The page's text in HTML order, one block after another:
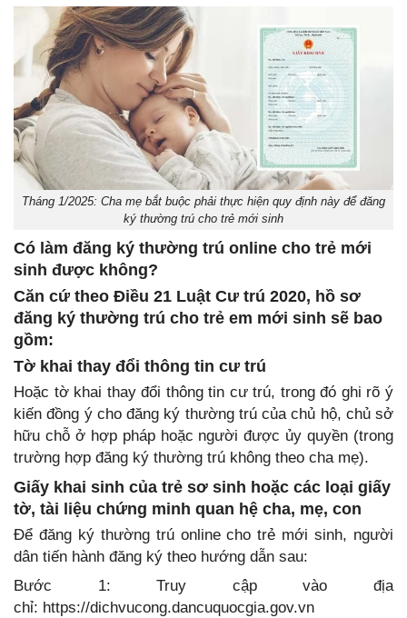
Tháng 1/2025: Cha mẹ bắt buộc phải thực hiện quy định này để đăng
ký thường trú cho trẻ mới sinh
Có làm đăng ký thường trú online cho trẻ mới
sinh được không?
Căn cứ theo Điều 21 Luật Cư trú 2020, hồ sơ
đăng ký thường trú cho trẻ em mới sinh sẽ bao
gồm:
Tờ khai thay đổi thông tin cư trú
Hoặc tờ khai thay đổi thông tin cư trú, trong đó ghi rõ ý
kiến đồng ý cho đăng ký thường trú của chủ hộ, chủ sở
hữu chỗ ở hợp pháp hoặc người được ủy quyền (trong
trường hợp đăng ký thường trú không theo cha mẹ).
Giấy khai sinh của trẻ sơ sinh hoặc các loại giấy
tờ, tài liệu chứng minh quan hệ cha, mẹ, con
Để đăng ký thường trú online cho trẻ mới sinh, người
dân tiến hành đăng ký theo hướng dẫn sau:
Bước 1: Truy cập vào địa
chỉ: https://dichvucong.dancuquocgia.gov.vn